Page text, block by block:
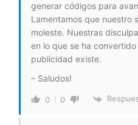
generar códigos para
Lamentamos que nuestro
moleste. Nuestras
en lo que se ha
publicidad existe.
– Saludos!
0 0